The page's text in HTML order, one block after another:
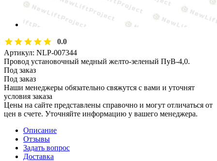
0.0
Артикул: NLP-007344
Провод установочный медный желто-зеленый ПуВ-4,0.
Под заказ
Под заказ
Наши менеджеры обязательно свяжутся с вами и уточнят
условия заказа
Цены на сайте представлены справочно и могут отличаться от
цен в счете. Уточняйте информацию у вашего менеджера.
Описание
Отзывы
Задать вопрос
Доставка